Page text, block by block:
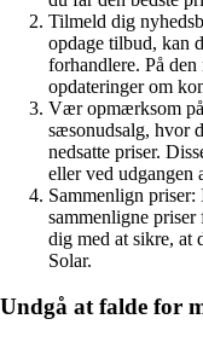
Tilmeld dig
opdage tilbud, kan
forhandlere. På
opdateringer om
Vær opmærksom
sæsonudsalg, hvor
nedsatte priser.
eller ved udgangen
Sammenlign
sammenligne
dig med at sikre, at
Solar.
Undgå at falde for